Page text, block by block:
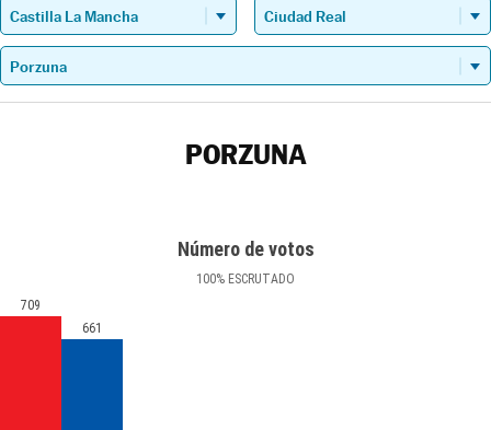
PORZUNA
Número de votos
100% ESCRUTADO
709
661